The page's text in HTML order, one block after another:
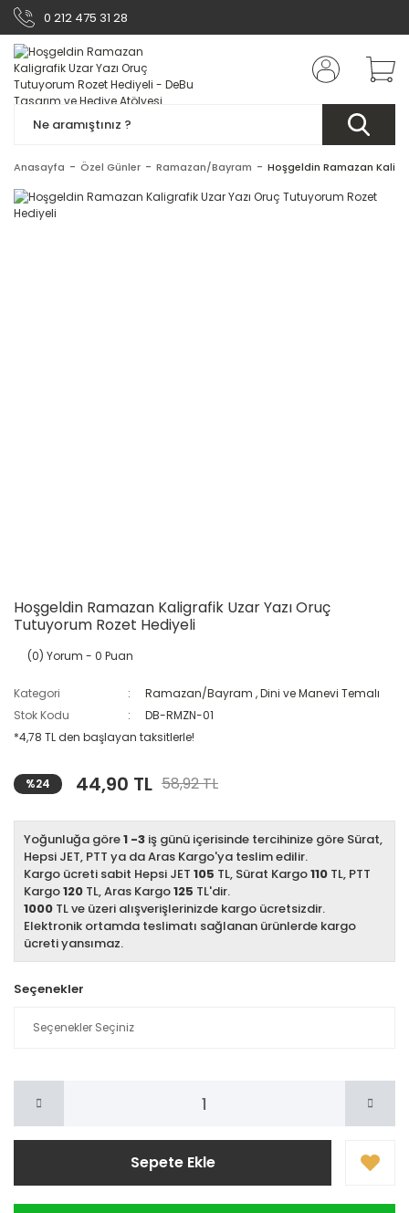
0 212 475 31 28
Anasayfa Özel Günler Ramazan/Bayram Hoşgeldin Ramazan
Hoşgeldin Ramazan Kaligrafik Uzar Yazı Oruç
Tutuyorum Rozet Hediyeli
(0) Yorum - 0 Puan
Kategori Ramazan/Bayram ,Dini ve Manevi Temalı
Stok Kodu
DB-RMZN-01
*4,78 TL den başlayan taksitlerle!
%24 44,90 TL 58,92 TL
Yoğunluğa göre1 -3 iş günü içerisinde tercihinize göre Sürat,
Hepsi JET, PTT ya da Aras Kargo'ya teslim edilir.
Kargo ücreti sabit Hepsi JET 105 TL, Sürat Kargo110 TL, PTT
Kargo120 TL, Aras Kargo125 TL'dir.
1000 TL ve üzeri alışverişlerinizde kargo ücretsizdir.
Elektronik ortamda teslimatı sağlanan ürünlerde kargo
ücreti yansımaz.
Seçenekler
Sepete Ekle